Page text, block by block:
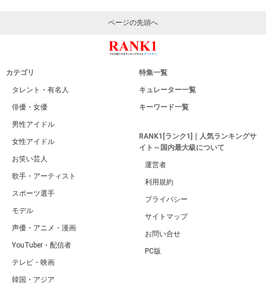
ページの先頭へ
カテゴリ
タレント・有名人
俳優・女優
男性アイドル
女性アイドル
お笑い芸人
歌手・アーティスト
スポーツ選手
モデル
声優・アニメ・漫画
YouTuber・配信者
テレビ・映画
韓国・アジア
特集一覧
キュレーター一覧
キーワード一覧
RANK1[ランク1]｜人気ランキングサ
イト～国内最大級について
運営者
利用規約
プライバシー
サイトマップ
お問い合せ
PC版